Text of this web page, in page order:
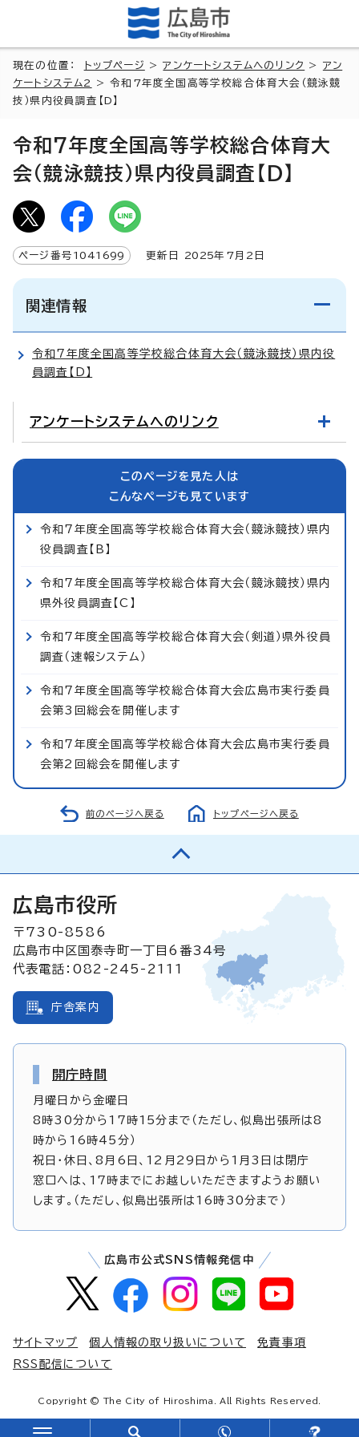
現在の位置： トップページ >アンケートシステムへのリンク > アン
ケートシステム2
> 令和7年度全国高等学校総合体育大会（競泳競
技）県内役員調査【D】
令和7年度全国高等学校総合体育大
会（競泳競技）県内役員調査【D】
ページ番号 1041699 更新日 2025年7月2日
関連情報
令和7年度全国高等学校総合体育大会（競泳競技）県内役
員調査【D】
アンケートシステムへのリンク
このページを見た人は
こんなページも見ています
令和7年度全国高等学校総合体育大会（競泳競技）県内
役員調査【B】
令和7年度全国高等学校総合体育大会（競泳競技）県内
県外役員調査【C】
令和7年度全国高等学校総合体育大会（剣道）県外役員
調査（速報システム）
令和7年度全国高等学校総合体育大会広島市実行委員
会第3回総会を開催します
令和7年度全国高等学校総合体育大会広島市実行委員
会第2回総会を開催します
前のページへ戻る トップページへ戻る
広島市役所
〒730-8586
広島市中区国泰寺町一丁目6番34号
代表電話：082-245-2111
庁舎案内
開庁時間
月曜日から金曜日
8時30分から17時15分まで（ただし、似島出張所は8
時から16時45分）
祝日・休日、8月6日、12月29日から1月3日は閉庁
窓口へは、17時までにお越しいただきますようお願い
します。（ただし、似島出張所は16時30分まで）
広島市公式SNS情報発信中
サイトマップ 個人情報の取り扱いについて
免責事項
RSS配信について
Copyright © The City of Hiroshima. All Rights Reserved.